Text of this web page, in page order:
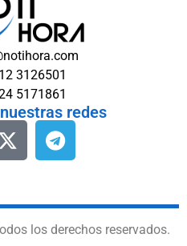
3126501
5171861
redes
los derechos reservados.